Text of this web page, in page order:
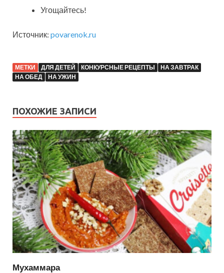
Угощайтесь!
Источник: povarenok.ru
МЕТКИ ДЛЯ ДЕТЕЙ КОНКУРСНЫЕ РЕЦЕПТЫ
НА ЗАВТРАК
НА ОБЕД
НА УЖИН
ПОХОЖИЕ ЗАПИСИ
Мухаммара